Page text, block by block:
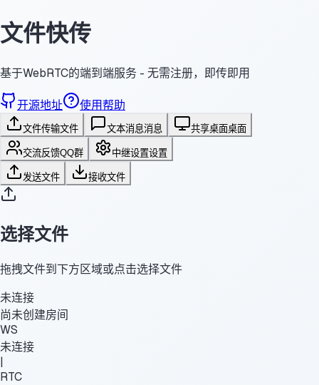
文件快传
基于WebRTC的端到端服务 - 无需注册，即传即用
开源地址 使用帮助
文件传输文件 文本消息消息 共享桌面桌面
交流反馈QQ群 中继设置设置
发送文件 接收文件
选择文件
拖拽文件到下方区域或点击选择文件
未连接
尚未创建房间
WS
未连接
|
RTC